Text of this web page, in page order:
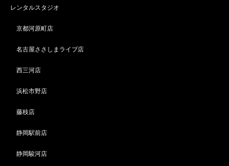
レンタルスタジオ
京都河原町店
名古屋ささしまライブ店
西三河店
浜松市野店
藤枝店
静岡駅前店
静岡駿河店